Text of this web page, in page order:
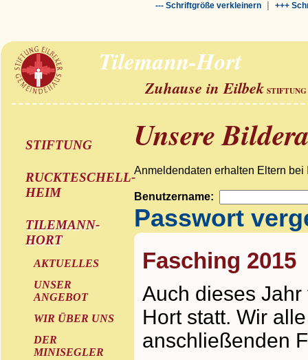
--- Schriftgröße verkleinern| +++
Tilemann-Hort
Zuhause in Eilbek
STIFTUNG
RUCKTESCHELL-
HEIM
TILEMANN-
HORT
AKTUELLES
UNSER
ANGEBOT
WIR ÜBER UNS
DER
MINISEGLER
Unsere
Anmeldendaten erhalten Eltern
Benutzername:
Passwort
Fasching 2015
Auch dieses
Hort statt. Wir
anschließenden